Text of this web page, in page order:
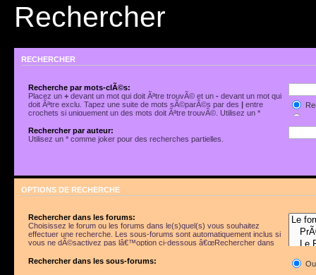
Rechercher
RECHERCHER
Recherche par mots-clÃ©s:
Placez un+ devant un mot qui doit Ãªtre trouvÃ© et un- devant un mot qui
doit Ãªtre exclu. Tapez une suite de mots sÃ©parÃ©s par des| entre
crochets si uniquement un des mots doit Ãªtre trouvÃ©. Utilisez un *
Rechercher par auteur:
Utilisez un * comme joker pour des recherches partielles.
OPTIONS DE RECHERCHE
Rechercher dans les forums:
Choisissez le forum ou les forums dans le(s)quel(s) vous souhaitez
effectuer une recherche. Les sous-forums sont automatiquement inclus si
vous ne dÃ©sactivez pas lâ€™option ci-dessous â€œRechercher dans
Rechercher dans les sous-forums: